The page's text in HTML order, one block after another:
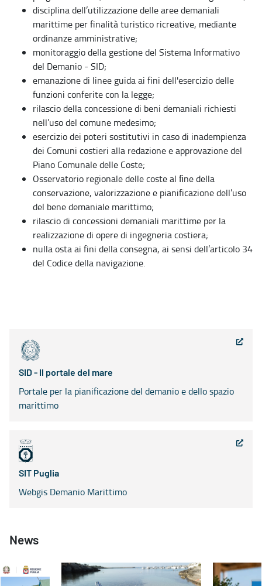
disciplina dell’utilizzazione delle aree demaniali
marittime per finalità turistico ricreative, mediante
ordinanze amministrative;
monitoraggio della gestione del Sistema Informativo
del Demanio - SID;
emanazione di linee guida ai fini dell'esercizio delle
funzioni conferite con la legge;
rilascio della concessione di beni demaniali richiesti
nell’uso del comune medesimo;
esercizio dei poteri sostitutivi in caso di inadempienza
dei Comuni costieri alla redazione e approvazione del
Piano Comunale delle Coste;
Osservatorio regionale delle coste al ﬁne della
conservazione, valorizzazione e pianificazione dell’uso
del bene demaniale marittimo;
rilascio di concessioni demaniali marittime per la
realizzazione di opere di ingegneria costiera;
nulla osta ai fini della consegna, ai sensi dell’articolo 34
del Codice della navigazione.
SID - Il portale del mare
Portale per la pianificazione del demanio e dello spazio
marittimo
SIT Puglia
Webgis Demanio Marittimo
News